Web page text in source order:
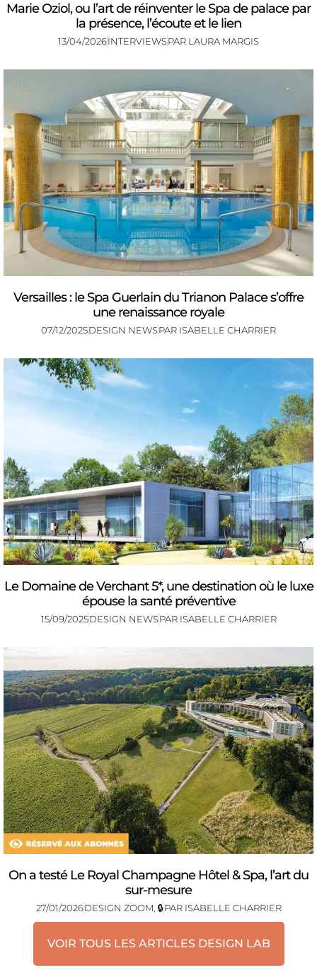
Marie Oziol, ou l’art de réinventer le Spa de palace par
la présence, l’écoute et le lien
13/04/2026INTERVIEWSPAR LAURA MARGIS
Versailles : le Spa Guerlain du Trianon Palace s’offre
une renaissance royale
07/12/2025DESIGN NEWSPAR ISABELLE CHARRIER
Le Domaine de Verchant 5*, une destination où le luxe
épouse la santé préventive
15/09/2025DESIGN NEWSPAR ISABELLE CHARRIER
On a testé Le Royal Champagne Hôtel & Spa, l’art du
sur-mesure
27/01/2026DESIGN ZOOM 🔒PAR ISABELLE CHARRIER
VOIR TOUS LES ARTICLES DESIGN LAB